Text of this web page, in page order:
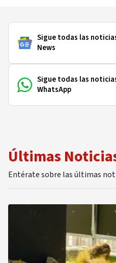
Sigue todas las
News
Sigue todas las
WhatsApp